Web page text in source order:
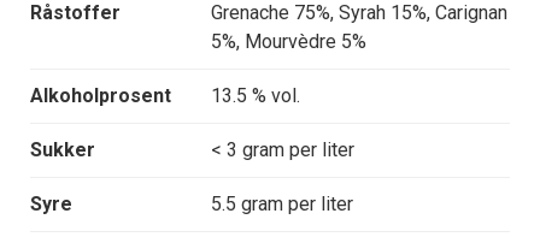
Råstoffer
Grenache 75%, Syrah 15%, Carignan
5%, Mourvèdre 5%
Alkoholprosent 13.5 % vol.
Sukker < 3 gram per liter
Syre 5.5 gram per liter